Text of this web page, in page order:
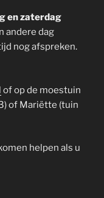
en zaterdag
andere dag
nog afspreken.
of op de moestuin
of Mariëtte (tuin
helpen als u